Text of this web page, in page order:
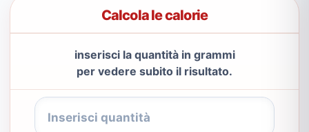
Calcola le calorie
inserisci la quantità in grammi
per vedere subito il risultato.